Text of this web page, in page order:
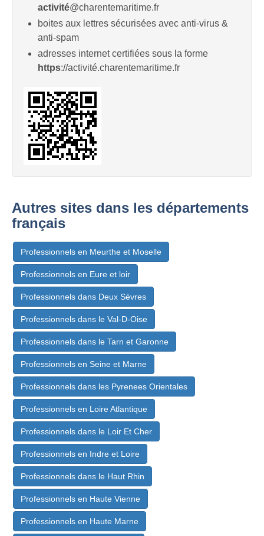
activité@charentemaritime.fr
boites aux lettres sécurisées avec anti-virus &
anti-spam
adresses internet certifiées sous la forme
https://activité.charentemaritime.fr
Autres sites dans les départements
français
Professionnels en Meurthe et Moselle
Professionnels en Eure et loir
Professionnels dans Deux Sèvres
Professionnels dans le Val-D-Oise
Professionnels dans le Tarn et Garonne
Professionnels en Seine et Marne
Professionnels dans les Pyrenees Orientales
Professionnels en Loire Atlantique
Professionnels dans le Loir Et Cher
Professionnels en Indre et Loire
Professionnels dans le Haut Rhin
Professionnels en Haute Vienne
Professionnels en Haute Marne